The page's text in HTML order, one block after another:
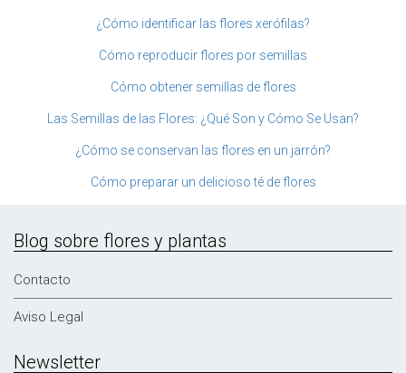
¿Cómo identificar las flores xerófilas?
Cómo reproducir flores por semillas
Cómo obtener semillas de flores
Las Semillas de las Flores: ¿Qué Son y Cómo Se Usan?
¿Cómo se conservan las flores en un jarrón?
Cómo preparar un delicioso té de flores
Blog sobre flores y plantas
Contacto
Aviso Legal
Newsletter